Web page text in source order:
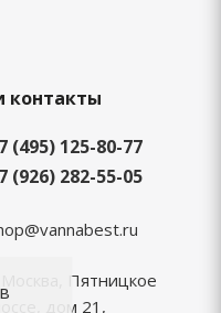
контакты
(495) 125-80-77
(926) 282-55-05
Москва, Пятницкое
дом 21,